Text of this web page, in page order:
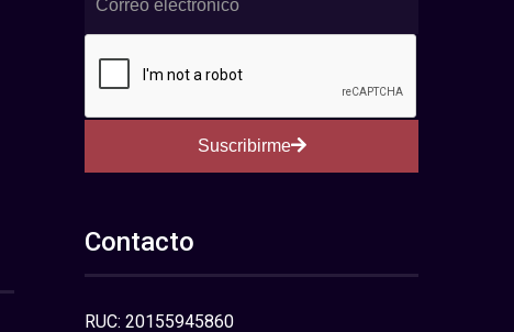
Suscribirme
Contacto
RUC: 20155945860